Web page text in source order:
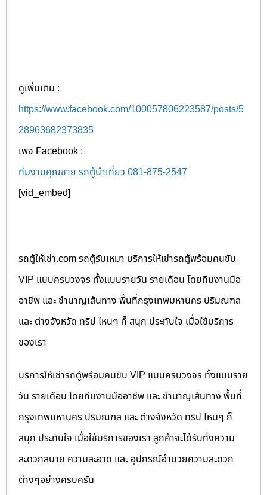
ดูเพิ่มเติม :
https://www.facebook.com/100057806223587/posts/5
28963682373835
เพจ Facebook :
ทีมงานคุณชาย รถตู้นำเที่ยว 081-875-2547
[vid_embed]
รถตู้ให้เช่า.com รถตู้รับเหมา บริการให้เช่ารถตู้พร้อมคนขับ
VIP แบบครบวงจร ทั้งแบบรายวัน รายเดือน โดยทีมงานมือ
อาชีพ และ ชำนาญเส้นทาง พื้นที่กรุงเทพมหานคร ปริมณฑล
และ ต่างจังหวัด ทริป ไหนๆ ก็ สนุก ประทับใจ เมื่อใช้บริการ
ของเรา
บริการให้เช่ารถตู้พร้อมคนขับ VIP แบบครบวงจร ทั้งแบบราย
วัน รายเดือน โดยทีมงานมืออาชีพ และ ชำนาญเส้นทาง พื้นที่
กรุงเทพมหานคร ปริมณฑล และ ต่างจังหวัด ทริป ไหนๆ ก็
สนุก ประทับใจ เมื่อใช้บริการของเรา ลูกค้าจะได้รับทั้งความ
สะดวกสบาย ความสะอาด และ อุปกรณ์อำนวยความสะดวก
ต่างๆอย่างครบครัน